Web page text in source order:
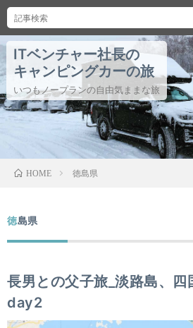
ITベンチャー社長の
キャンピングカーの旅
いつもノープランの自由気ままな旅
HOME 徳島県
徳島県
長男との父子旅_淡路島、四
day2